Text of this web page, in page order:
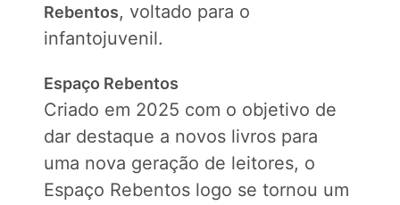
Rebentos, voltado para o
infantojuvenil.
Espaço Rebentos
Criado em 2025 com o objetivo de
dar destaque a novos livros para
uma nova geração de leitores, o
Espaço Rebentos logo se tornou um